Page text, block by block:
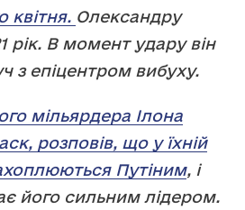
квітня. Олександру
рік. В момент удару він
з епіцентром вибуху.
мільярдера Ілона
розповів, що у їхній
Путіним, і
його сильним лідером.